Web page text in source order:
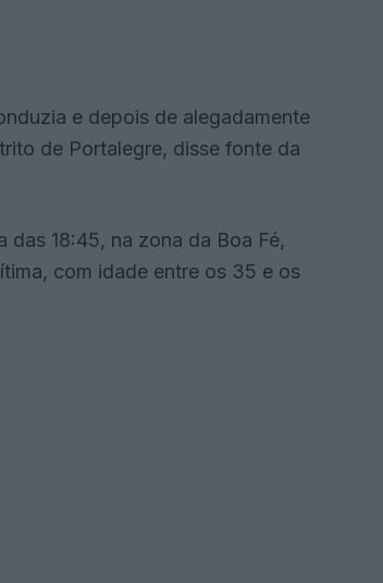
e depois de alegadamente
de Portalegre, disse fonte da
18:45, na zona da Boa Fé,
com idade entre os 35 e os